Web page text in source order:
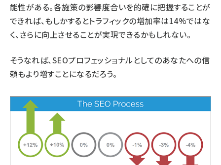
能性がある。各施策の影響度合いを的確に把握することが
できれば、もしかするとトラフィックの増加率は14%ではな
く、さらに向上させることが実現できるかもしれない。
そうなれば、SEOプロフェッショナルとしてのあなたへの信
頼もより増すことになるだろう。